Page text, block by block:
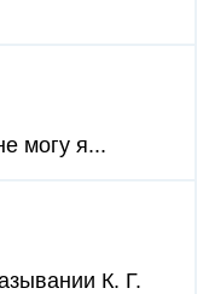
могу я...
К. Г.